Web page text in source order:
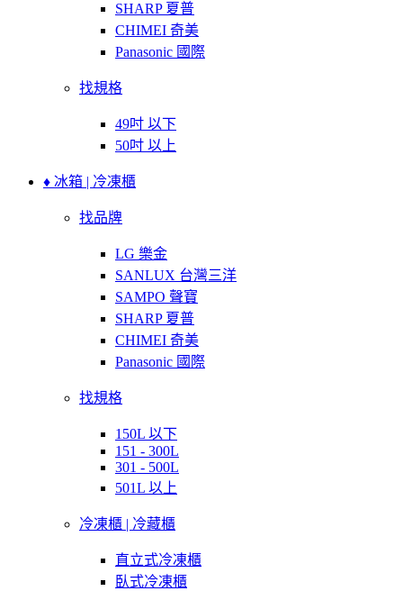
SHARP 夏普
CHIMEI 奇美
Panasonic 國際
找規格
49吋 以下
50吋 以上
♦ 冰箱 | 冷凍櫃
找品牌
LG 樂金
SANLUX 台灣三洋
SAMPO 聲寶
SHARP 夏普
CHIMEI 奇美
Panasonic 國際
找規格
150L 以下
151 - 300L
301 - 500L
501L 以上
冷凍櫃 | 冷藏櫃
直立式冷凍櫃
臥式冷凍櫃